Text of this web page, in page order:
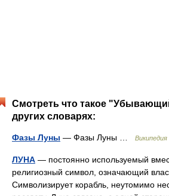
Смотреть что такое
других словарях:
Фазы Луны — Фазы Луны … Википедия
ЛУНА — постоянно используемый
религиозный символ, означающий
Символизирует корабль, неутомимо